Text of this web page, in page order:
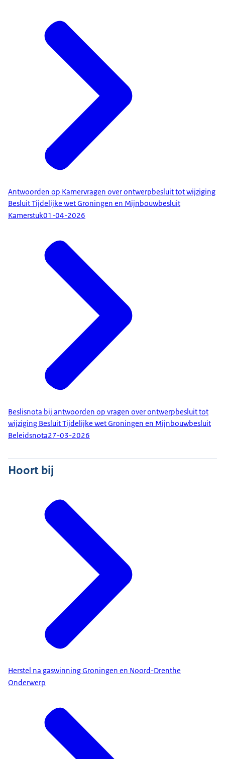
Antwoorden op Kamervragen over ontwerpbesluit tot wijziging
Besluit Tijdelijke wet Groningen en Mijnbouwbesluit
Kamerstuk01-04-2026
Beslisnota bij antwoorden op vragen over ontwerpbesluit tot
wijziging Besluit Tijdelijke wet Groningen en Mijnbouwbesluit
Beleidsnota27-03-2026
Hoort bij
Herstel na gaswinning Groningen en Noord-Drenthe
Onderwerp